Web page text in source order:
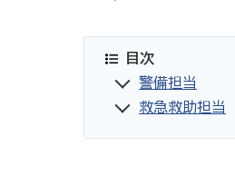
目次
警備担当
救急救助担当